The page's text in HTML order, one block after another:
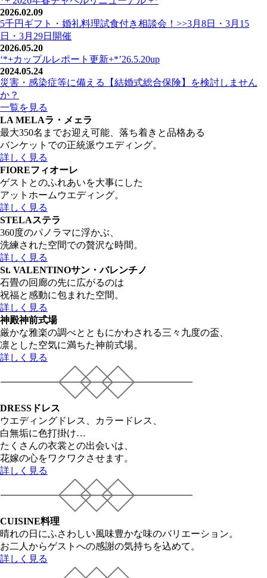
2026.02.09
5千円ギフト・婚礼料理試食付き相談会！>>3月8日・3月15
日・3月29日開催
2026.05.20
‘*+カップルレポート更新+*’26.5.20up
2024.05.24
災害・感染症等に備える【結婚式総合保険】を検討しません
か？
一覧を見る
LA MELAラ・メェラ
最大350名までお迎え可能、落ち着きと品格ある
バンケットでの正統派ウエディング。
詳しく見る
FIOREフィオーレ
ゲストとのふれあいを大事にした
アットホームウエディング。
詳しく見る
STELAステラ
360度のパノラマに浮かぶ、
洗練された空間での贅沢な時間。
詳しく見る
St. VALENTINOサン・バレンチノ
石畳の回廊の先に広がるのは
祝福と感動に包まれた空間。
詳しく見る
神殿神前式場
厳かな雅楽の調べとともにかわされる三々九度の盃、
凛とした空気に満ちた神前式場。
詳しく見る
DRESS ドレス
ウエディングドレス、カラードレス、
白無垢に色打掛け…
たくさんの衣裳との出会いは、
花嫁の心をワクワクさせます。
詳しく見る
CUISINE料理
晴れの日にふさわしい風味豊かな味のバリエーション。
お二人からゲストへの感謝の気持ちを込めて。
詳しく見る